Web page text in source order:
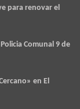
para renovar el
Comunal 9 de
en El